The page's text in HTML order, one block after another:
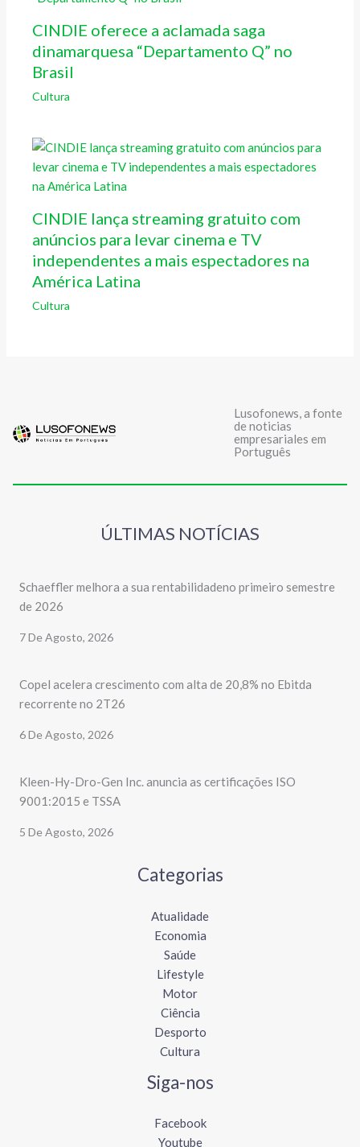
CINDIE oferece a aclamada saga
dinamarquesa “Departamento Q” no
Brasil
Cultura
CINDIE lança streaming gratuito com
anúncios para levar cinema e TV
independentes a mais espectadores na
América Latina
Cultura
Lusofonews, a fonte
de noticias
empresariales em
Português
ÚLTIMAS NOTÍCIAS
Schaeffler melhora a sua rentabilidadeno primeiro semestre
de 2026
7 De Agosto, 2026
Copel acelera crescimento com alta de 20,8% no Ebitda
recorrente no 2T26
6 De Agosto, 2026
Kleen-Hy-Dro-Gen Inc. anuncia as certificações ISO
9001:2015 e TSSA
5 De Agosto, 2026
Categorias
Atualidade
Economia
Saúde
Lifestyle
Motor
Ciência
Desporto
Cultura
Siga-nos
Facebook
Youtube